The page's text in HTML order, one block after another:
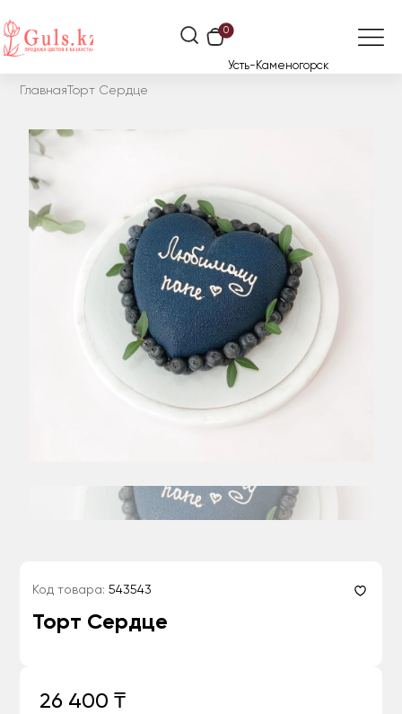
0
Усть-Каменогорск
Главная Торт Сердце
Код товара: 543543
Торт Сердце
26 400 ₸